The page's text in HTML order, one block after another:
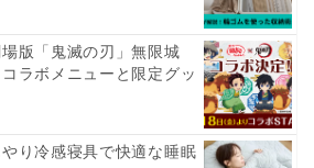
場版「鬼滅の刃」無限城
ラボメニューと限定グッ
やり冷感寝具で快適な睡眠